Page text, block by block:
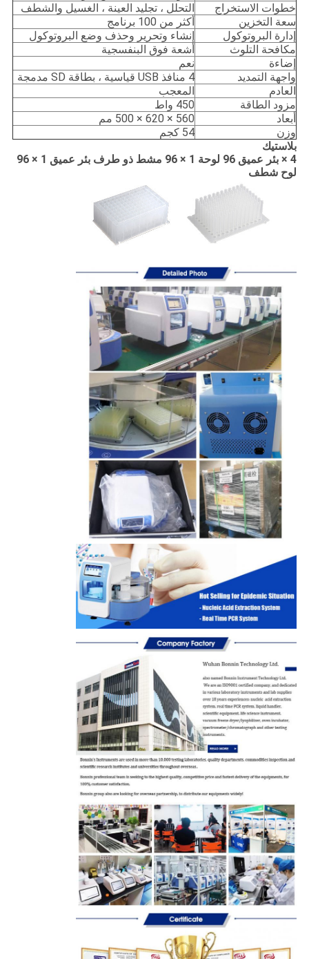
خطوات الاستخراج
التحلل ، تجليد العينة ، الغسيل والشطف
سعة التخزين
أكثر من 100 برنامج
إدارة البروتوكول
إنشاء وتحرير وحذف وضع البروتوكول
مكافحة التلوث
أشعة فوق البنفسجية
إضاءة
نعم
واجهة التمديد
4 منافذ USB قياسية ، بطاقة SD مدمجة
العادم
المعجب
مزود الطاقة
450 واط
أبعاد
560 × 620 × 500 مم
وزن
54 كجم
بلاستيك
4 × بئر عميق 96 لوحة 1 × 96 مشط ذو طرف بئر عميق 1 × 96
لوح شطف